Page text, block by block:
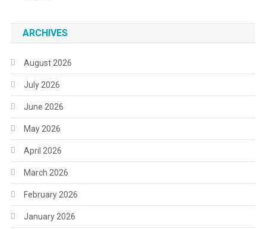
ARCHIVES
August 2026
July 2026
June 2026
May 2026
April 2026
March 2026
February 2026
January 2026